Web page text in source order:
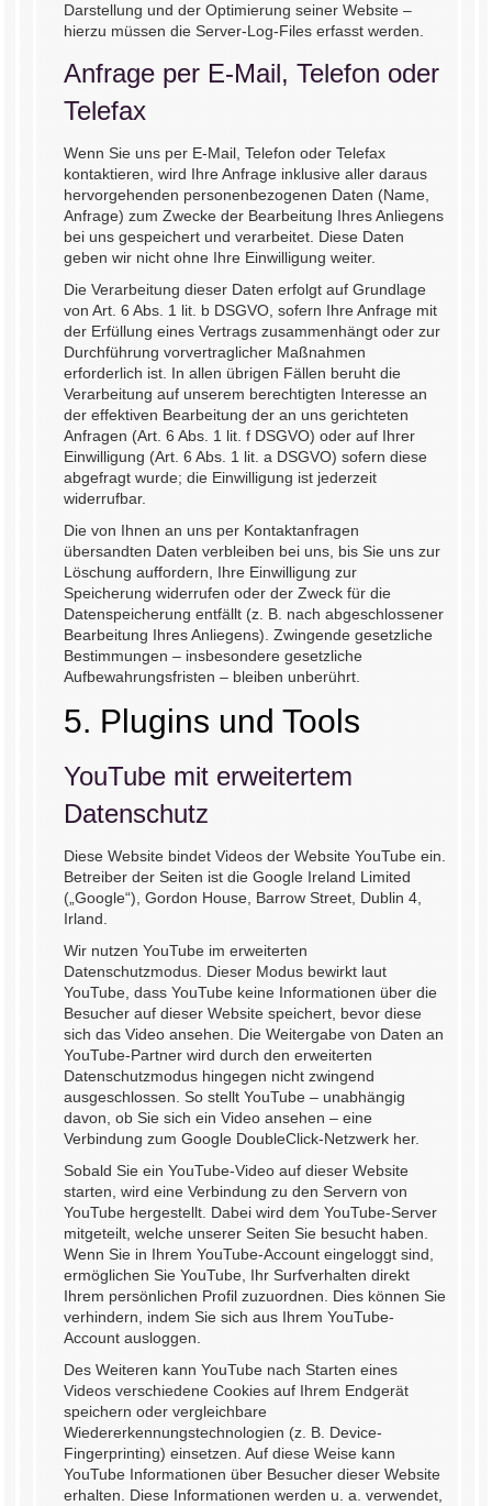
Darstellung und der Optimierung seiner Website –
hierzu müssen die Server-Log-Files erfasst werden.
Anfrage per E-Mail, Telefon oder
Telefax
Wenn Sie uns per E-Mail, Telefon oder Telefax
kontaktieren, wird Ihre Anfrage inklusive aller daraus
hervorgehenden personenbezogenen Daten (Name,
Anfrage) zum Zwecke der Bearbeitung Ihres Anliegens
bei uns gespeichert und verarbeitet. Diese Daten
geben wir nicht ohne Ihre Einwilligung weiter.
Die Verarbeitung dieser Daten erfolgt auf Grundlage
von Art. 6 Abs. 1 lit. b DSGVO, sofern Ihre Anfrage mit
der Erfüllung eines Vertrags zusammenhängt oder zur
Durchführung vorvertraglicher Maßnahmen
erforderlich ist. In allen übrigen Fällen beruht die
Verarbeitung auf unserem berechtigten Interesse an
der effektiven Bearbeitung der an uns gerichteten
Anfragen (Art. 6 Abs. 1 lit. f DSGVO) oder auf Ihrer
Einwilligung (Art. 6 Abs. 1 lit. a DSGVO) sofern diese
abgefragt wurde; die Einwilligung ist jederzeit
widerrufbar.
Die von Ihnen an uns per Kontaktanfragen
übersandten Daten verbleiben bei uns, bis Sie uns zur
Löschung auffordern, Ihre Einwilligung zur
Speicherung widerrufen oder der Zweck für die
Datenspeicherung entfällt (z. B. nach abgeschlossener
Bearbeitung Ihres Anliegens). Zwingende gesetzliche
Bestimmungen – insbesondere gesetzliche
Aufbewahrungsfristen – bleiben unberührt.
5. Plugins und Tools
YouTube mit erweitertem
Datenschutz
Diese Website bindet Videos der Website YouTube ein.
Betreiber der Seiten ist die Google Ireland Limited
(„Google“), Gordon House, Barrow Street, Dublin 4,
Irland.
Wir nutzen YouTube im erweiterten
Datenschutzmodus. Dieser Modus bewirkt laut
YouTube, dass YouTube keine Informationen über die
Besucher auf dieser Website speichert, bevor diese
sich das Video ansehen. Die Weitergabe von Daten an
YouTube-Partner wird durch den erweiterten
Datenschutzmodus hingegen nicht zwingend
ausgeschlossen. So stellt YouTube – unabhängig
davon, ob Sie sich ein Video ansehen – eine
Verbindung zum Google DoubleClick-Netzwerk her.
Sobald Sie ein YouTube-Video auf dieser Website
starten, wird eine Verbindung zu den Servern von
YouTube hergestellt. Dabei wird dem YouTube-Server
mitgeteilt, welche unserer Seiten Sie besucht haben.
Wenn Sie in Ihrem YouTube-Account eingeloggt sind,
ermöglichen Sie YouTube, Ihr Surfverhalten direkt
Ihrem persönlichen Profil zuzuordnen. Dies können Sie
verhindern, indem Sie sich aus Ihrem YouTube-
Account ausloggen.
Des Weiteren kann YouTube nach Starten eines
Videos verschiedene Cookies auf Ihrem Endgerät
speichern oder vergleichbare
Wiedererkennungstechnologien (z. B. Device-
Fingerprinting) einsetzen. Auf diese Weise kann
YouTube Informationen über Besucher dieser Website
erhalten. Diese Informationen werden u. a. verwendet,